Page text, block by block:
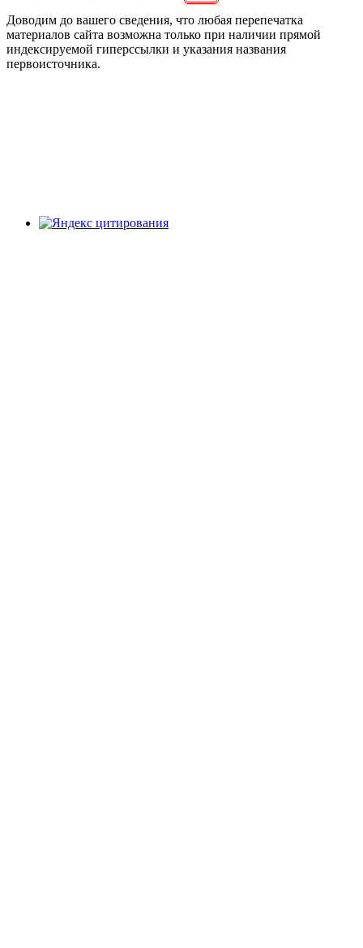
Доводим до вашего сведения, что любая перепечатка
материалов сайта возможна только при наличии прямой
индексируемой гиперссылки и указания названия
первоисточника.